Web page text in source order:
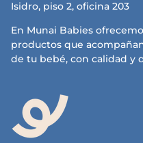
Isidro, piso 2, oficina 203
En Munai Babies
productos que
de tu bebé, con calidad y